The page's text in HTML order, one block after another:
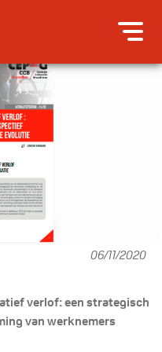
verlof: een strategisch
van werknemers
06/11/2020